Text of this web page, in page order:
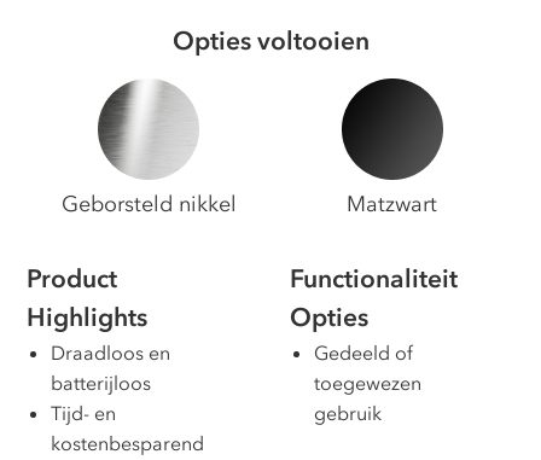
Product
Highlights
Draadloos en
batterijloos
Tijd- en
kostenbesparend
Functionaliteit
Opties
Gedeeld of
toegewezen
gebruik
Opties voltooien
Geborsteld nikkel Matzwart